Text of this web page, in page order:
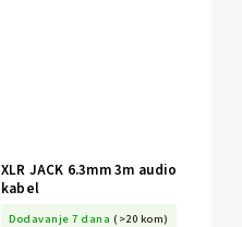
XLR JACK 6.3mm 3m audio
kabel
Dodavanje 7 dana (>20 kom)